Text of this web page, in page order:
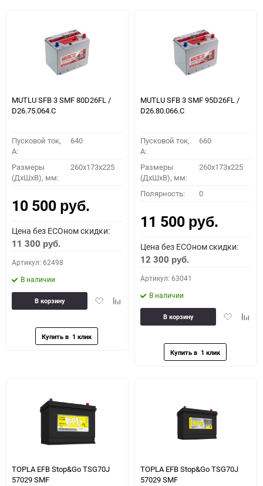
MUTLU SFB 3 SMF 80D26FL /
D26.75.064.C
Пусковой ток,
A:
640
Размеры
(ДхШхВ), мм:
260x173x225
10 500 руб.
Цена без ECOном скидки:
11 300 руб.
Артикул: 62498
В наличии
ДобавитьДобавить
сравнению
В корзину
MUTLU SFB 3 SMF 95D26FL /
D26.80.066.C
Пусковой ток,
A:
660
Размеры
(ДхШхВ), мм:
260x173x225
Полярность: 0
11 500 руб.
Цена без ECOном скидки:
12 300 руб.
Артикул: 63041
В наличии
Добавить
В корзину
TOPLA EFB Stop&Go TSG70J
57029 SMF
TOPLA EFB Stop&Go TSG70J
57029 SMF